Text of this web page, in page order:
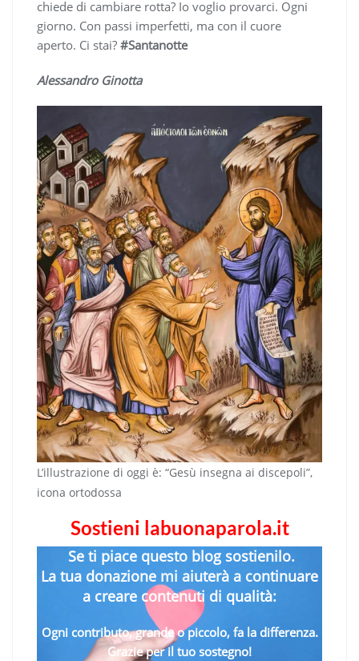
chiede di cambiare rotta? Io voglio provarci. Ogni
giorno. Con passi imperfetti, ma con il cuore
aperto. Ci stai? #Santanotte
Alessandro Ginotta
L’illustrazione di oggi è: “Gesù insegna ai discepoli”,
icona ortodossa
Sostieni labuonaparola.it
Se ti piace questo blog sostienilo.
La tua donazione mi aiuterà a continuare
a creare contenuti di qualità:
Ogni contributo, grande o piccolo, fa la differenza.
Grazie per il tuo sostegno!